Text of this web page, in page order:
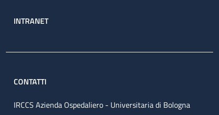
INTRANET
CONTATTI
IRCCS Azienda Ospedaliero - Universitaria di Bologna